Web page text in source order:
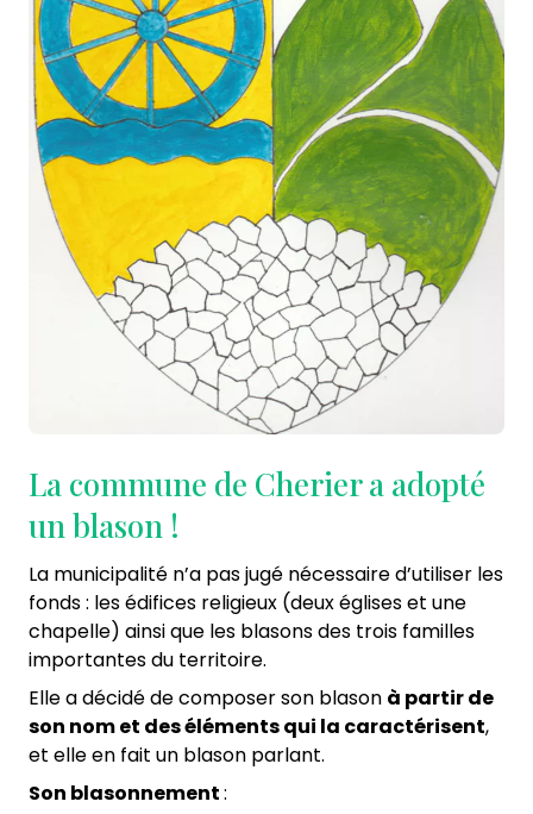
La commune de Cherier a adopté
un blason !
La municipalité n’a pas jugé nécessaire d’utiliser les
fonds : les édifices religieux (deux églises et une
chapelle) ainsi que les blasons des trois familles
importantes du territoire.
Elle a décidé de composer son blason à partir de
son nom et des éléments qui la caractérisent,
et elle en fait un blason parlant.
Son blasonnement: